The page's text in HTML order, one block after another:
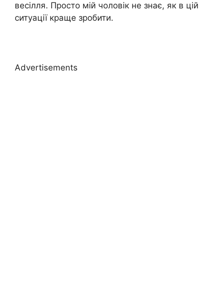
весілля. Просто мій чоловік не знає, як в цій
ситуації краще зробити.
Advertisements